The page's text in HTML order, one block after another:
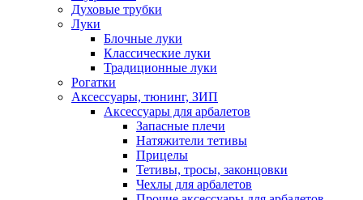
Духовые трубки
Луки
Блочные луки
Классические луки
Традиционные луки
Рогатки
Аксессуары, тюнинг, ЗИП
Аксессуары для арбалетов
Запасные плечи
Натяжители тетивы
Прицелы
Тетивы, тросы, законцовки
Чехлы для арбалетов